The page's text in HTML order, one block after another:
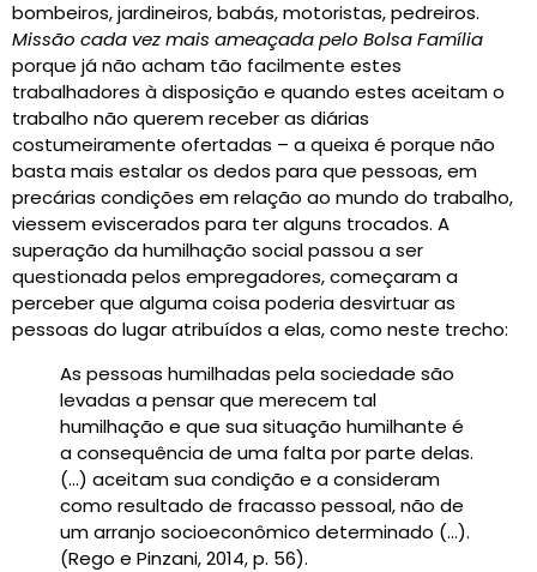
bombeiros, jardineiros, babás, motoristas, pedreiros.
Missão cada vez mais ameaçada pelo Bolsa Família
porque já não acham tão facilmente estes
trabalhadores à disposição e quando estes aceitam o
trabalho não querem receber as diárias
costumeiramente ofertadas – a queixa é porque não
basta mais estalar os dedos para que pessoas, em
precárias condições em relação ao mundo do trabalho,
viessem eviscerados para ter alguns trocados. A
superação da humilhação social passou a ser
questionada pelos empregadores, começaram a
perceber que alguma coisa poderia desvirtuar as
pessoas do lugar atribuídos a elas, como neste trecho:
As pessoas humilhadas pela sociedade são
levadas a pensar que merecem tal
humilhação e que sua situação humilhante é
a consequência de uma falta por parte delas.
(…) aceitam sua condição e a consideram
como resultado de fracasso pessoal, não de
um arranjo socioeconômico determinado (…).
(Rego e Pinzani, 2014, p. 56).